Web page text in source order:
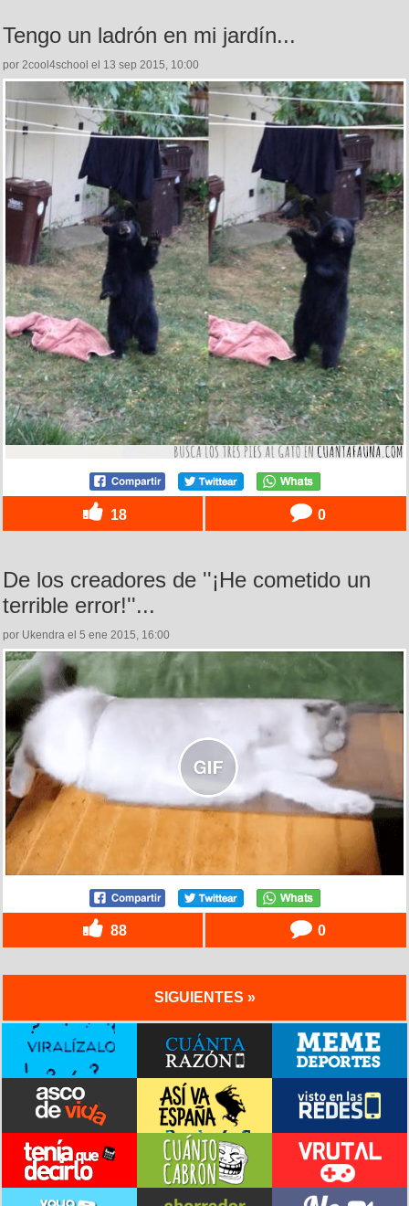
Tengo un ladrón en mi jardín...
por 2cool4school el 13 sep 2015, 10:00
18 0
De los creadores de ''¡He cometido un
terrible error!''...
por Ukendra el 5 ene 2015, 16:00
88 0
SIGUIENTES »